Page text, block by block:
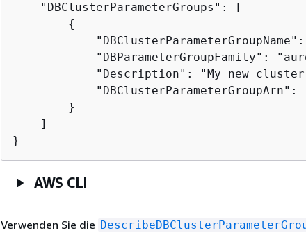
    "DBClusterParameterGroups": [
{
"DBParameterGroupFamily":
"Description": "My new
        }
    ]
}
AWS CLI
Verwenden Sie die